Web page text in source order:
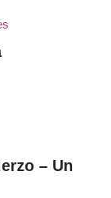
– Un